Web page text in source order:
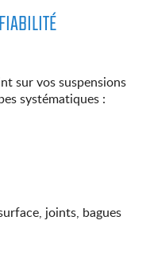
sur vos suspensions
systématiques :
joints, bagues